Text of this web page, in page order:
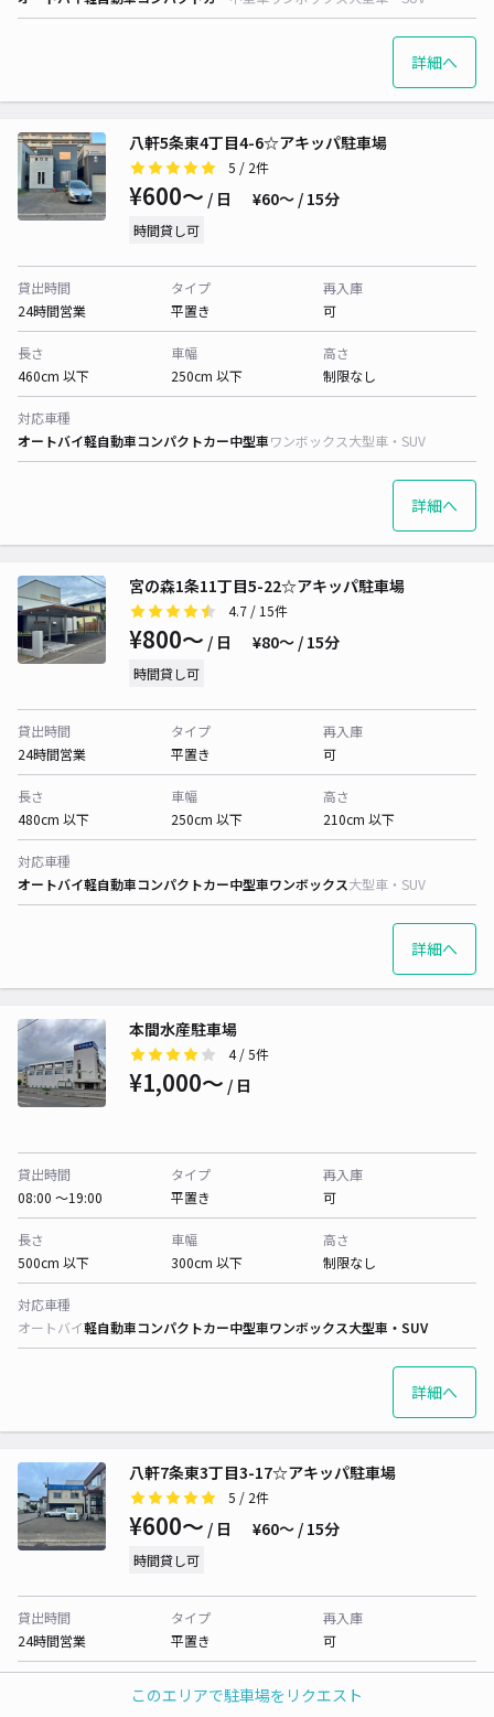
このエリアで駐車場をリクエスト
詳細へ
八軒5条東4丁目4-6☆アキッパ駐車場
5 / 2件
¥600〜 / 日 ¥60〜 / 15分
時間貸し可
貸出時間
24時間営業
タイプ
平置き
再入庫
可
長さ
460cm 以下
車幅
250cm 以下
高さ
制限なし
対応車種
オートバイ軽自動車コンパクトカー中型車ワンボックス大型車・SUV
詳細へ
宮の森1条11丁目5-22☆アキッパ駐車場
4.7 / 15件
¥800〜 / 日 ¥80〜 / 15分
時間貸し可
貸出時間
24時間営業
タイプ
平置き
再入庫
可
長さ
480cm 以下
車幅
250cm 以下
高さ
210cm 以下
対応車種
オートバイ軽自動車コンパクトカー中型車ワンボックス大型車・SUV
詳細へ
本間水産駐車場
4/ 5件
¥1,000〜 / 日
貸出時間
08:00 〜19:00
タイプ
平置き
再入庫
可
長さ
500cm 以下
車幅
300cm 以下
高さ
制限なし
対応車種
オートバイ軽自動車コンパクトカー中型車ワンボックス大型車・SUV
詳細へ
八軒7条東3丁目3-17☆アキッパ駐車場
5 / 2件
¥600〜 / 日 ¥60〜 / 15分
時間貸し可
貸出時間
24時間営業
タイプ
平置き
再入庫
可
180cm 以下
制限なし